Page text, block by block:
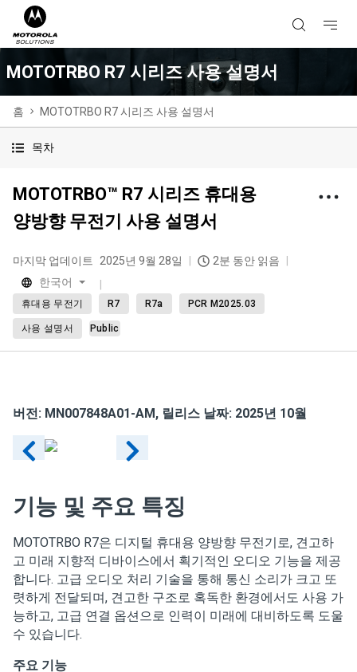
MOTOTRBO R7 시리즈 사용 설명서
홈 MOTOTRBO R7 시리즈 사용 설명서
목차
MOTOTRBO™ R7 시리즈 휴대용
양방향 무전기 사용 설명서
마지막 업데이트 2025년 9월 28일
2분 동안 읽음
한국어
휴대용 무전기 R7 R7a PCR M2025.03
사용 설명서 Public
버전: MN007848A01-AM, 릴리스 날짜: 2025년 10월
기능 및 주요 특징
MOTOTRBO R7은 디지털 휴대용 양방향 무전기로, 견고하
고 미래 지향적 디바이스에서 획기적인 오디오 기능을 제공
합니다. 고급 오디오 처리 기술을 통해 통신 소리가 크고 또
렷하게 전달되며, 견고한 구조로 혹독한 환경에서도 사용 가
능하고, 고급 연결 옵션으로 인력이 미래에 대비하도록 도울
수 있습니다.
주요 기능